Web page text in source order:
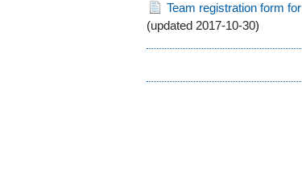
Team registration form
(updated 2017-10-30)